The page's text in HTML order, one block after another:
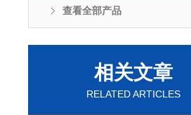
查看全部产品
相关文章
RELATED ARTICLES